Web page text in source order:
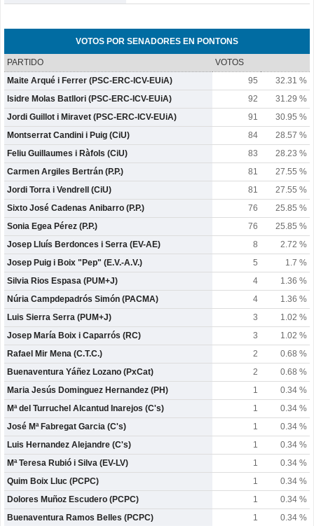
VOTOS POR SENADORES EN PONTONS
PARTIDO
VOTOS
Maite Arqué i Ferrer (PSC-ERC-ICV-EUiA)
95
32.31 %
Isidre Molas Batllori (PSC-ERC-ICV-EUiA)
92
31.29 %
Jordi Guillot i Miravet (PSC-ERC-ICV-EUiA)
91
30.95 %
Montserrat Candini i Puig (CiU)
84
28.57 %
Feliu Guillaumes i Ràfols (CiU)
83
28.23 %
Carmen Argiles Bertrán (P.P.)
81
27.55 %
Jordi Torra i Vendrell (CiU)
81
27.55 %
Sixto José Cadenas Anibarro (P.P.)
76
25.85 %
Sonia Egea Pérez (P.P.)
76
25.85 %
Josep Lluís Berdonces i Serra (EV-AE)
8
2.72 %
Josep Puig i Boix "Pep" (E.V.-A.V.)
5
1.7 %
Silvia Rios Espasa (PUM+J)
4
1.36 %
Núria Campdepadrós Simón (PACMA)
4
1.36 %
Luis Sierra Serra (PUM+J)
3
1.02 %
Josep María Boix i Caparrós (RC)
3
1.02 %
Rafael Mir Mena (C.T.C.)
2
0.68 %
Buenaventura Yáñez Lozano (PxCat)
2
0.68 %
Maria Jesús Dominguez Hernandez (PH)
1
0.34 %
Mª del Turruchel Alcantud Inarejos (C's)
1
0.34 %
José Mª Fabregat Garcia (C's)
1
0.34 %
Luis Hernandez Alejandre (C's)
1
0.34 %
Mª Teresa Rubió i Silva (EV-LV)
1
0.34 %
Quim Boix Lluc (PCPC)
1
0.34 %
Dolores Muñoz Escudero (PCPC)
1
0.34 %
Buenaventura Ramos Belles (PCPC)
1 0.34 %